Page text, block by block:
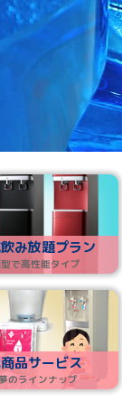
み放題プラン
で高性能タイプ
品サービス
のラインナップ